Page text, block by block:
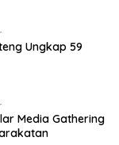
Ungkap 59
Media Gathering